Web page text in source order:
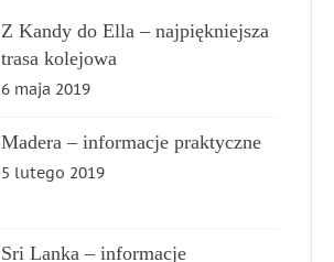
Z Kandy do Ella – najpiękniejsza
trasa kolejowa
6 maja 2019
Madera – informacje praktyczne
5 lutego 2019
Sri Lanka – informacje